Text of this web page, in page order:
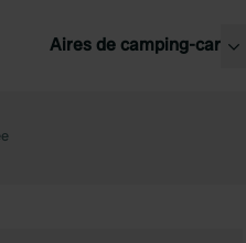
Aires de camping-car